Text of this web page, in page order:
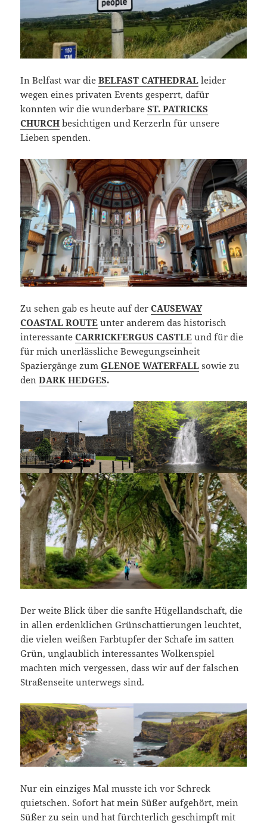
In Belfast war dieBELFAST CATHEDRAL leider
wegen eines privaten Events gesperrt, dafür
konnten wir die wunderbareST. PATRICKS
CHURCH besichtigen und Kerzerln für unsere
Lieben spenden.
Zu sehen gab es heute auf derCAUSEWAY
COASTAL ROUTE unter anderem das historisch
interessanteCARRICKFERGUS CASTLE und für die
für mich unerlässliche Bewegungseinheit
Spaziergänge zumGLENOE WATERFALL sowie zu
denDARK HEDGES.
Der weite Blick über die sanfte Hügellandschaft, die
in allen erdenklichen Grünschattierungen leuchtet,
die vielen weißen Farbtupfer der Schafe im satten
Grün, unglaublich interessantes Wolkenspiel
machten mich vergessen, dass wir auf der falschen
Straßenseite unterwegs sind.
Nur ein einziges Mal musste ich vor Schreck
quietschen. Sofort hat mein Süßer aufgehört, mein
Süßer zu sein und hat fürchterlich geschimpft mit